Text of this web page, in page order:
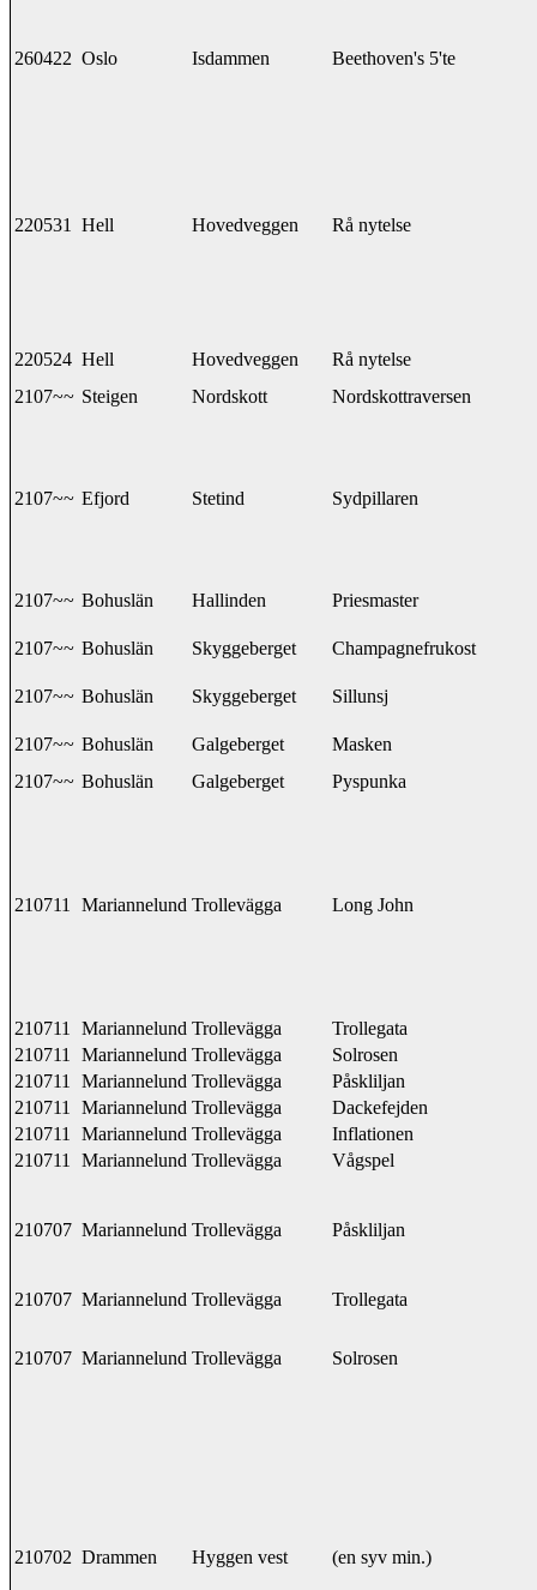
260422 Oslo Isdammen Beethoven's 5'te
220531 Hell Hovedveggen Rå nytelse
220524 Hell Hovedveggen
Rå nytelse
2107~~ Steigen Nordskott Nordskottraversen
2107~~ Efjord Stetind Sydpillaren
2107~~ Bohuslän Hallinden Priesmaster
2107~~ Bohuslän Skyggeberget Champagnefrukost
2107~~ Bohuslän Skyggeberget Sillunsj
2107~~ Bohuslän Galgeberget
Masken
2107~~ Bohuslän Galgeberget Pyspunka
210711 Mariannelund Trollevägga Long John
210711 Mariannelund Trollevägga
Trollegata
210711
Mariannelund Trollevägga
Solrosen
210711
Mariannelund Trollevägga
Påskliljan
210711
Mariannelund Trollevägga
Dackefejden
210711
Mariannelund Trollevägga
Inflationen
210711
Mariannelund Trollevägga Vågspel
210707 Mariannelund Trollevägga Påskliljan
210707 Mariannelund Trollevägga Trollegata
210707 Mariannelund Trollevägga Solrosen
210702 Drammen Hyggen vest (en syv min.)